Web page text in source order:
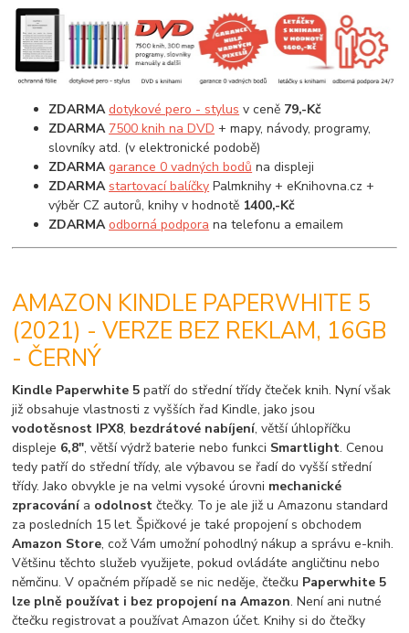
ZDARMAdotykové pero - stylus v ceně 79,-Kč
ZDARMA 7500 knih na DVD + mapy, návody, programy,
slovníky atd. (v elektronické podobě)
ZDARMA garance 0 vadných bodů na displeji
ZDARMA startovací balíčky Palmknihy + eKnihovna.cz +
výběr CZ autorů, knihy v hodnotě 1400,-Kč
ZDARMA odborná podpora na telefonu a emailem
AMAZON KINDLE PAPERWHITE 5
(2021) - VERZE BEZ REKLAM, 16GB
- ČERNÝ
Kindle Paperwhite 5 patří do střední třídy čteček knih. Nyní však
již obsahuje vlastnosti z vyšších řad Kindle, jako jsou
vodotěsnost IPX8, bezdrátové nabíjení, větší úhlopříčku
displeje 6,8", větší výdrž baterie nebo funkci Smartlight. Cenou
tedy patří do střední třídy, ale výbavou se řadí do vyšší střední
třídy. Jako obvykle je na velmi vysoké úrovni mechanické
zpracovánía odolnostčtečky. To je ale již u Amazonu standard
za posledních 15 let. Špičkové je také propojení s obchodem
Amazon Store, což Vám umožní pohodlný nákup a správu e-knih.
Většinu těchto služeb využijete, pokud ovládáte angličtinu nebo
němčinu. V opačném případě se nic neděje, čtečku Paperwhite 5
lze plně používat i bez propojení na Amazon. Není ani nutné
čtečku registrovat a používat Amazon účet. Knihy si do čtečky